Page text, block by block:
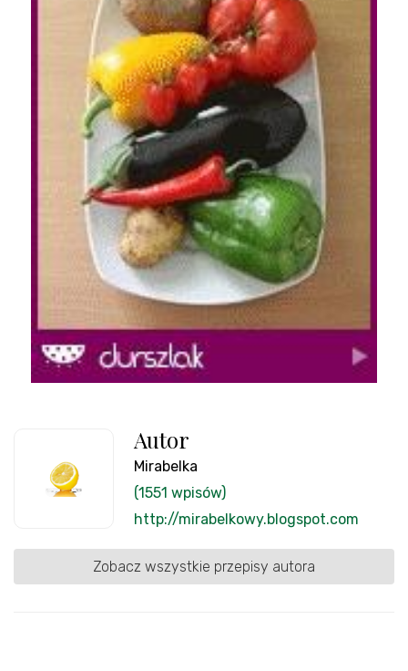
Autor
Mirabelka
(1551 wpisów)
http://mirabelkowy.blogspot.com
Zobacz wszystkie przepisy autora